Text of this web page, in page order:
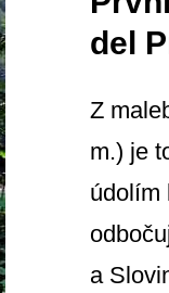
del
Z
m.) je
údolím
a